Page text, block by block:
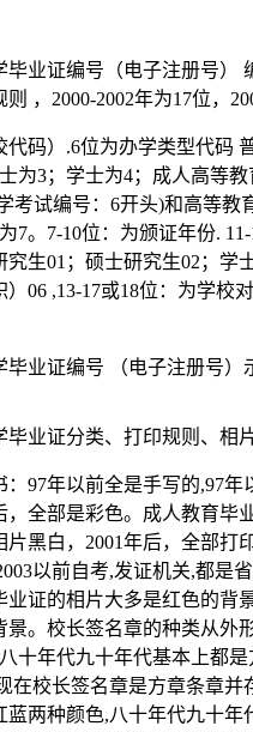
毕业证编号（电子注册号）
，2000-2002年为17位，
代码）.6位为办学类型代码
为3；学士为4；成人高等
考试编号：6开头)和高等教
7。7-10位：为颁证年份.
生01；硕士研究生02；学
）06 ,13-17或18位：为学校
毕业证编号 （电子注册号）
毕业证分类、打印规则、相
97年以前全是手写的,97年
，全部是彩色。成人教育毕
片黑白，2001年后，全部打
以前自考,发证机关,都是
业证的相片大多是红色的背
景。校长签名章的种类从外
十年代九十年代基本上都
在校长签名章是方章条章并
蓝两种颜色,八十年代九十年